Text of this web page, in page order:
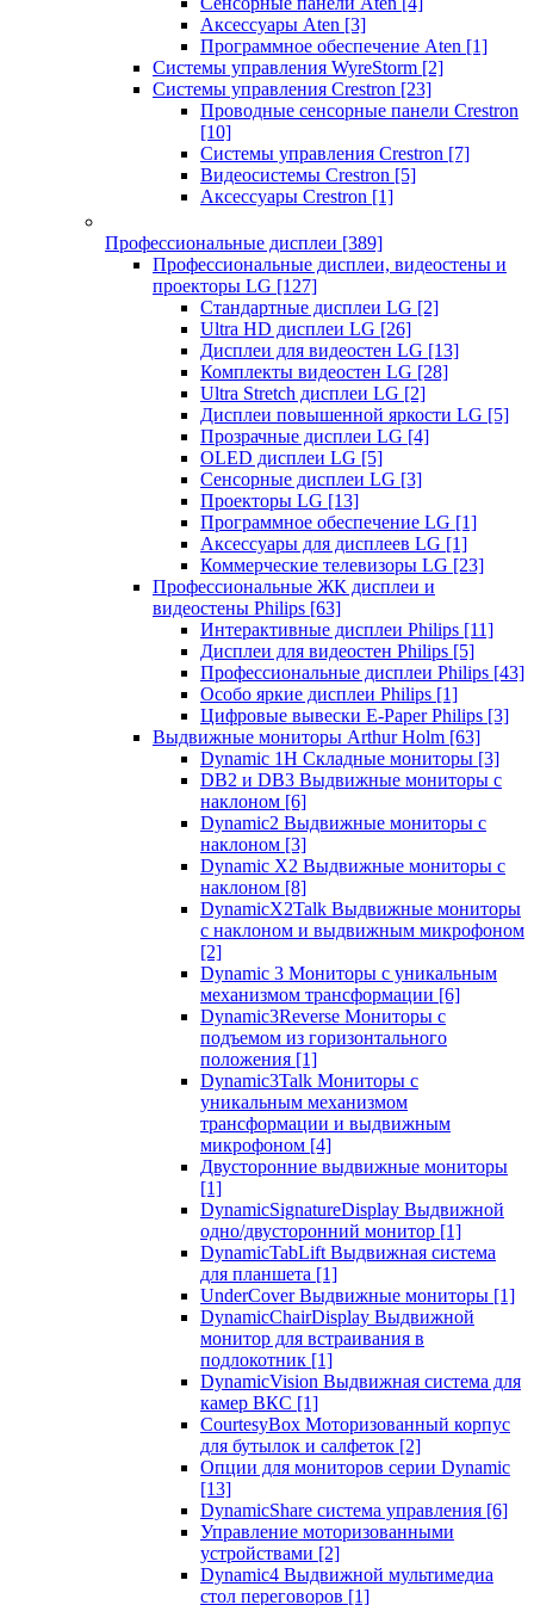
Аксессуары Aten [3]
Программное обеспечение Aten [1]
Системы управления WyreStorm [2]
Системы управления Crestron [23]
Проводные сенсорные панели Crestron
[10]
Системы управления Crestron [7]
Видеосистемы Crestron [5]
Аксессуары Crestron [1]
Профессиональные дисплеи [389]
Профессиональные дисплеи, видеостены и
проекторы LG [127]
Стандартные дисплеи LG [2]
Ultra HD дисплеи LG [26]
Дисплеи для видеостен LG [13]
Комплекты видеостен LG [28]
Ultra Stretch дисплеи LG [2]
Дисплеи повышенной яркости LG [5]
Прозрачные дисплеи LG [4]
OLED дисплеи LG [5]
Сенсорные дисплеи LG [3]
Проекторы LG [13]
Программное обеспечение LG [1]
Аксессуары для дисплеев LG [1]
Коммерческие телевизоры LG [23]
Профессиональные ЖК дисплеи и
видеостены Philips [63]
Интерактивные дисплеи Philips [11]
Дисплеи для видеостен Philips [5]
Профессиональные дисплеи Philips [43]
Особо яркие дисплеи Philips [1]
Цифровые вывески E-Paper Philips [3]
Выдвижные мониторы Arthur Holm [63]
Dynamic 1Н Складные мониторы [3]
DB2 и DB3 Выдвижные мониторы с
наклоном [6]
Dynamic2 Выдвижные мониторы с
наклоном [3]
Dynamic X2 Выдвижные мониторы с
наклоном [8]
DynamicX2Talk Выдвижные мониторы
с наклоном и выдвижным микрофоном
[2]
Dynamic 3 Мониторы с уникальным
механизмом трансформации [6]
Dynamic3Reverse Мониторы с
подъемом из горизонтального
положения [1]
Dynamic3Talk Мониторы с
уникальным механизмом
трансформации и выдвижным
микрофоном [4]
Двусторонние выдвижные мониторы
[1]
DynamicSignatureDisplay Выдвижной
одно/двусторонний монитор [1]
DynamicTabLift Выдвижная система
для планшета [1]
UnderCover Выдвижные мониторы [1]
DynamicChairDisplay Выдвижной
монитор для встраивания в
подлокотник [1]
DynamicVision Выдвижная система для
камер ВКС [1]
CourtesyBox Моторизованный корпус
для бутылок и салфеток [2]
Опции для мониторов серии Dynamic
[13]
DynamicShare система управления [6]
Управление моторизованными
устройствами [2]
Dynamic4 Выдвижной мультимедиа
стол переговоров [1]